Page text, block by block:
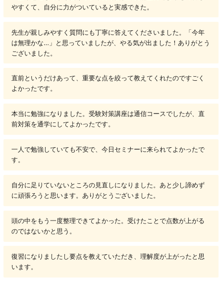
やすくて、自分に力がついていると実感できた。
先生が親しみやすく質問にも丁寧に答えてくださいました。「今年
は無理かな…」と思っていましたが、やる気が出ました！ありがとう
ございました。
直前というだけあって、重要な点を絞って教えてくれたのですごく
よかったです。
本当に勉強になりました。受験対策講座は通信コースでしたが、直
前対策を通学にしてよかったです。
一人で勉強していても不安で、今日セミナーに来られてよかったで
す。
自分に足りていないところの見直しになりました。あと少し諦めず
に頑張ろうと思います。ありがとうございました。
頭の中をもう一度整理できてよかった。受けたことで点数が上がる
のではないかと思う。
復習になりましたし要点を教えていただき、理解度が上がったと思
います。